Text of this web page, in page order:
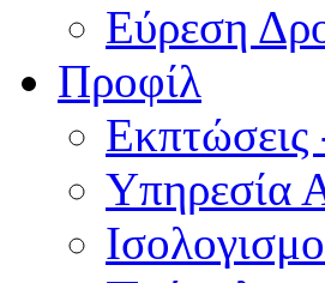
Εύρεση
Προφίλ
Υπηρεσία